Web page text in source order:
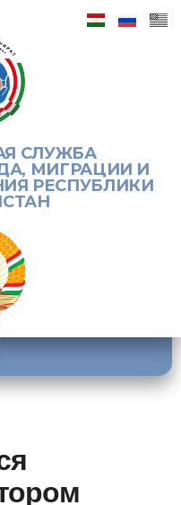
СЛУЖБА
МИГРАЦИИ И
РЕСПУБЛИКИ